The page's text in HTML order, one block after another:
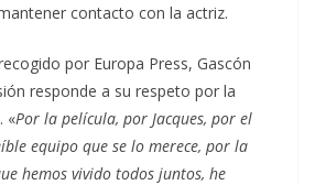
contacto con la actriz.
por Europa Press, Gascón
responde a su respeto por la
«Por la película, por Jacques, por el
equipo que se lo merece, por la
hemos vivido todos juntos, he